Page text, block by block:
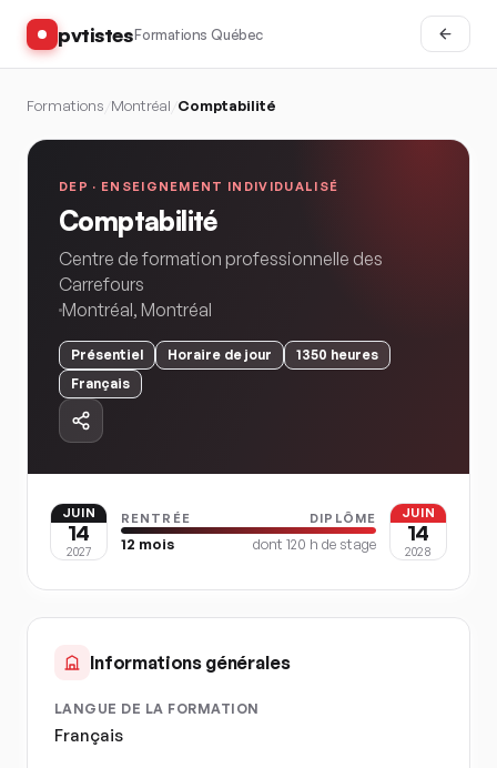
pvtistesFormations Québec
Formations Montréal Comptabilité
DEP · ENSEIGNEMENT INDIVIDUALISÉ
Comptabilité
Centre de formation professionnelle des
Carrefours
Montréal, Montréal
Présentiel Horaire de jour 1350 heures
Français
JUIN
14
2027
RENTRÉE DIPLÔME
12 mois dont 120 h de stage
JUIN
14
2028
Informations générales
LANGUE DE LA FORMATION
Français